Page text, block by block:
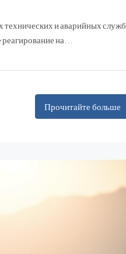
и аварийных служб
на...
Прочитайте больше